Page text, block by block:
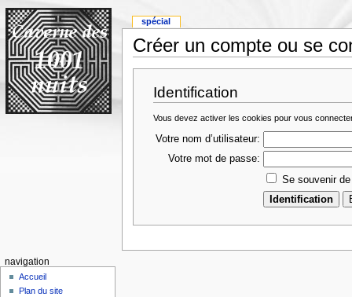
Créer un compte ou se
Identification
Vous devez activer les cookies pour vous
Votre nom d’utilisateur:
Votre mot de passe:
Se souvenir
spécial
navigation
Accueil
Plan du site